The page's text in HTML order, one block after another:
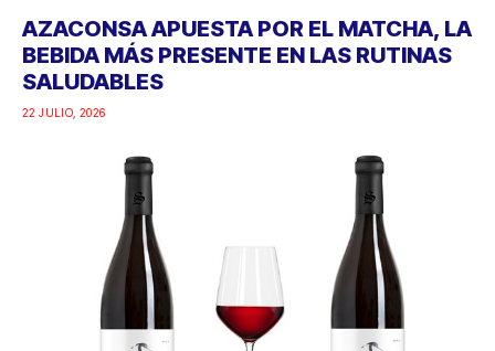
AZACONSA APUESTA POR EL MATCHA, LA
BEBIDA MÁS PRESENTE EN LAS RUTINAS
SALUDABLES
22 JULIO, 2026